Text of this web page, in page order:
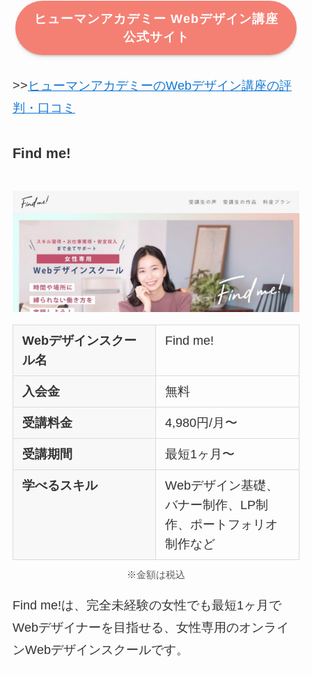
ヒューマンアカデミー Webデザイン講座
公式サイト
>> ヒューマンアカデミーのWebデザイン講座の評
判・口コミ
Find me!
Webデザインスクー
ル名
Find me!
入会金 無料
受講料金 4,980円/月〜
受講期間 最短1ヶ月〜
学べるスキル
Webデザイン基礎、
バナー制作、LP制
作、ポートフォリオ
制作など
※金額は税込
Find me!は、完全未経験の女性でも最短1ヶ月で
Webデザイナーを目指せる、女性専用のオンライ
ンWebデザインスクールです。